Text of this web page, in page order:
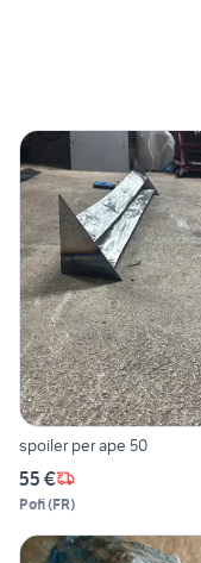
spoiler per ape 50
55 €
Pofi(FR)